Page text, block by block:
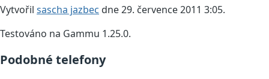
Vytvořil sascha jazbec dne 29. července 2011 3:05.
Testováno na Gammu 1.25.0.
Podobné telefony